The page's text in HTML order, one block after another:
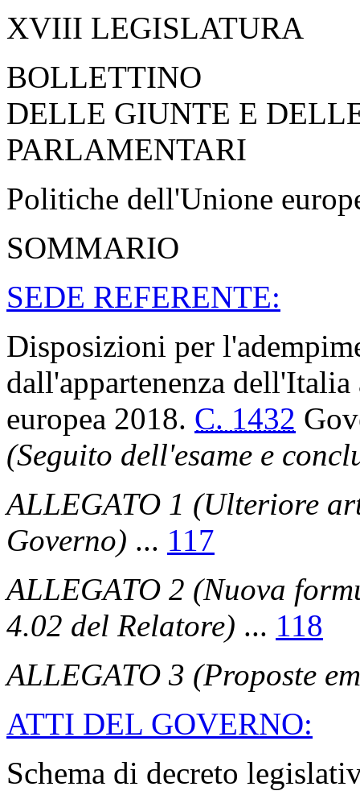
XVIII LEGISLATURA
BOLLETTINO
DELLE GIUNTE E
PARLAMENTARI
Politiche dell'Unione
SOMMARIO
SEDE REFERENTE:
Disposizioni per
dall'appartenenza
europea 2018. C. 1432
(Seguito dell'esame e
ALLEGATO 1 (Ulteriore
Governo) ... 117
ALLEGATO 2 (Nuova
4.02 del Relatore) ... 118
ALLEGATO 3 (Proposte
ATTI DEL GOVERNO:
Schema di decreto